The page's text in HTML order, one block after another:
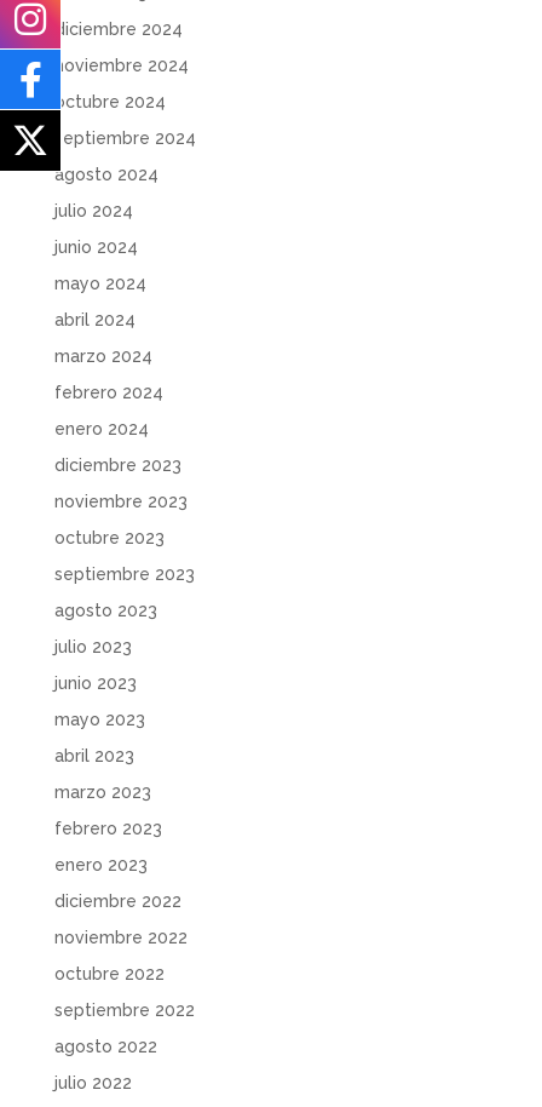
diciembre 2024
noviembre 2024
octubre 2024
septiembre 2024
agosto 2024
julio 2024
junio 2024
mayo 2024
abril 2024
marzo 2024
febrero 2024
enero 2024
diciembre 2023
noviembre 2023
octubre 2023
septiembre 2023
agosto 2023
julio 2023
junio 2023
mayo 2023
abril 2023
marzo 2023
febrero 2023
enero 2023
diciembre 2022
noviembre 2022
octubre 2022
septiembre 2022
agosto 2022
julio 2022